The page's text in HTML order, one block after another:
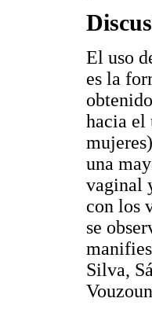
El uso
es la
hacia el
una
vaginal
con los
se
Silva,